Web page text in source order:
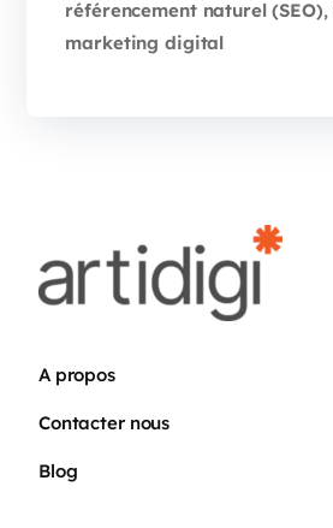
référencement naturel (SEO),
marketing digital
A propos
Contacter nous
Blog